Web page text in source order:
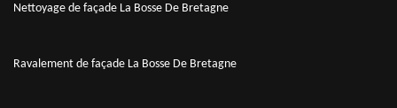
Nettoyage de façade La Bosse De Bretagne
Ravalement de façade La Bosse De Bretagne